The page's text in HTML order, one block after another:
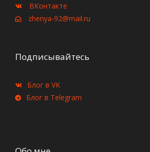
ВКонтакте
zhenya-92@mail.ru
Подписывайтесь
Блог в VK
Блог в Telegram